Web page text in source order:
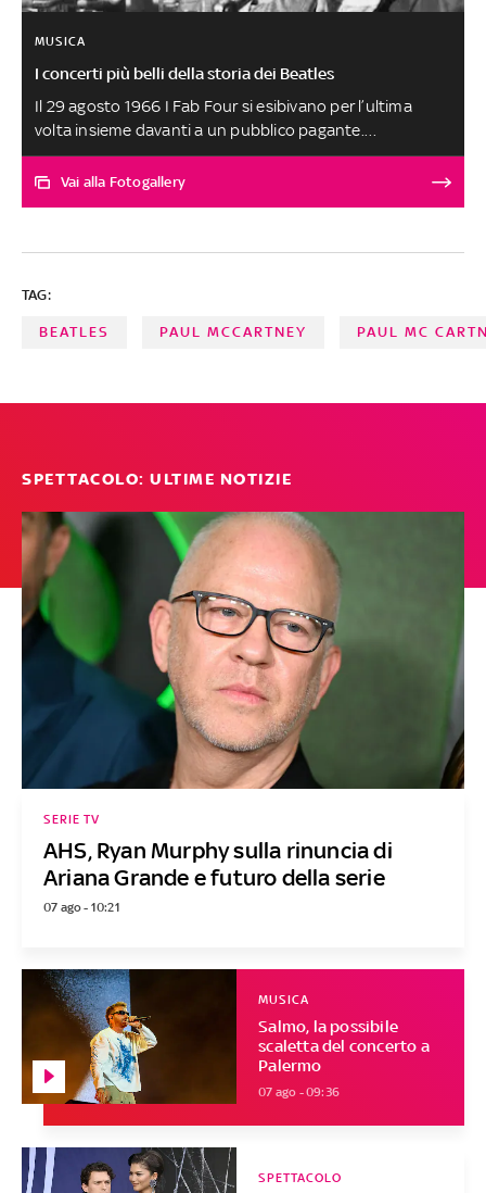
MUSICA
I concerti più belli della storia dei Beatles
Il 29 agosto 1966 I Fab Four si esibivano per l’ultima
volta insieme davanti a un pubblico pagante.
Ricordiamo alcune delle loro più famose performance
dal vivoVai alla Fotogallery
TAG:
BEATLES PAUL MCCARTNEY PAUL MC
SPETTACOLO: ULTIME NOTIZIE
AHS, Ryan Murphy sulla rinuncia di
Ariana Grande e futuro della serie
SERIE TV
07 ago - 10:21
Salmo, la possibile
scaletta del concerto a
Palermo
MUSICA
07 ago - 09:36
SPETTACOLO